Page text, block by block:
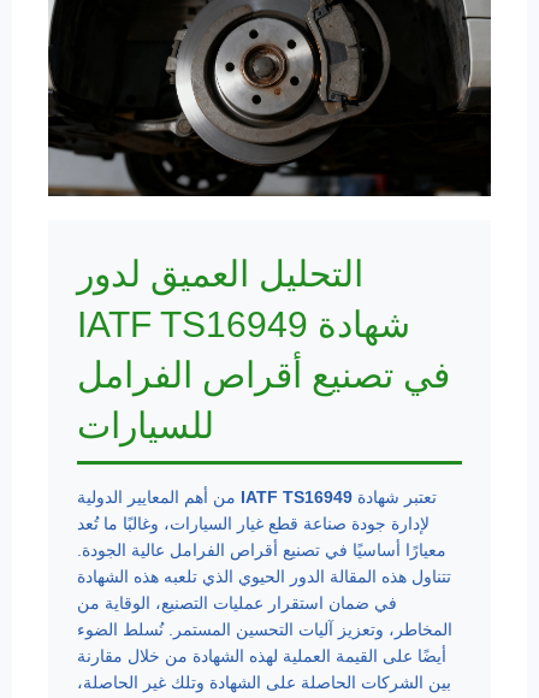
التحليل العميق لدور
شهادة IATF TS16949
في تصنيع أقراص الفرامل
للسيارات
تعتبر شهادة IATF TS16949 من أهم المعايير الدولية
لإدارة جودة صناعة قطع غيار السيارات، وغالبًا ما تُعد
معيارًا أساسيًا في تصنيع أقراص الفرامل عالية الجودة.
تتناول هذه المقالة الدور الحيوي الذي تلعبه هذه الشهادة
في ضمان استقرار عمليات التصنيع، الوقاية من
المخاطر، وتعزيز آليات التحسين المستمر. نُسلط الضوء
أيضًا على القيمة العملية لهذه الشهادة من خلال مقارنة
بين الشركات الحاصلة على الشهادة وتلك غير الحاصلة،